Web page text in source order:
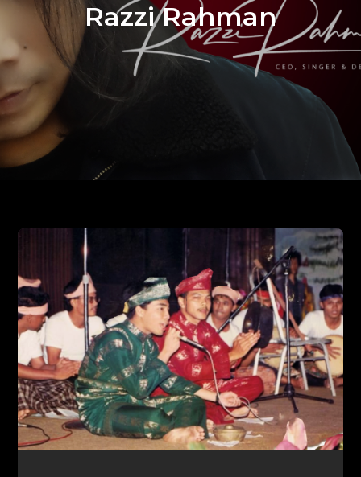
Razzi Rahman